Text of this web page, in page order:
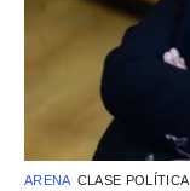
ARENA CLASE POLÍTICA